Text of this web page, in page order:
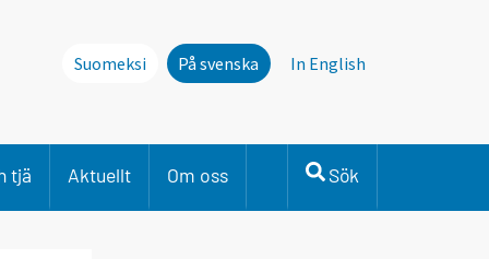
Suomeksi På svenska In English
tjä Aktuellt Om oss Sök